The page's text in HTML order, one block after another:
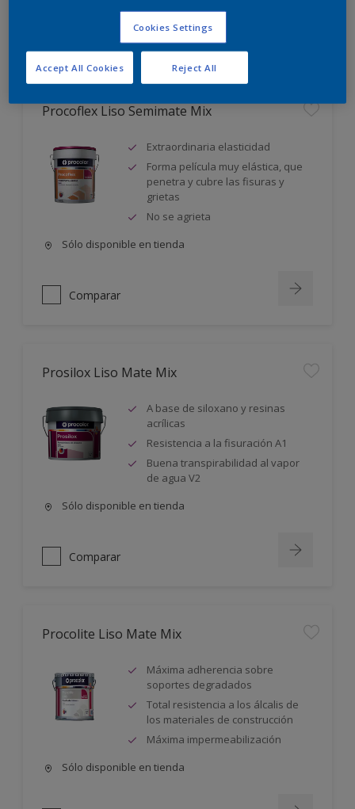
Procoflex Liso Semimate Mix
Extraordinaria elasticidad
Forma película muy elástica, que
penetra y cubre las fisuras y
grietas
No se agrieta
Sólo disponible en tienda
Comparar
Prosilox Liso Mate Mix
A base de siloxano y resinas
acrílicas
Resistencia a la fisuración A1
Buena transpirabilidad al vapor
de agua V2
Sólo disponible en tienda
Comparar
Procolite Liso Mate Mix
Máxima adherencia sobre
soportes degradados
Total resistencia a los álcalis de
los materiales de construcción
Máxima impermeabilización
Sólo disponible en tienda
Cookies Settings
Reject All
Accept All Cookies